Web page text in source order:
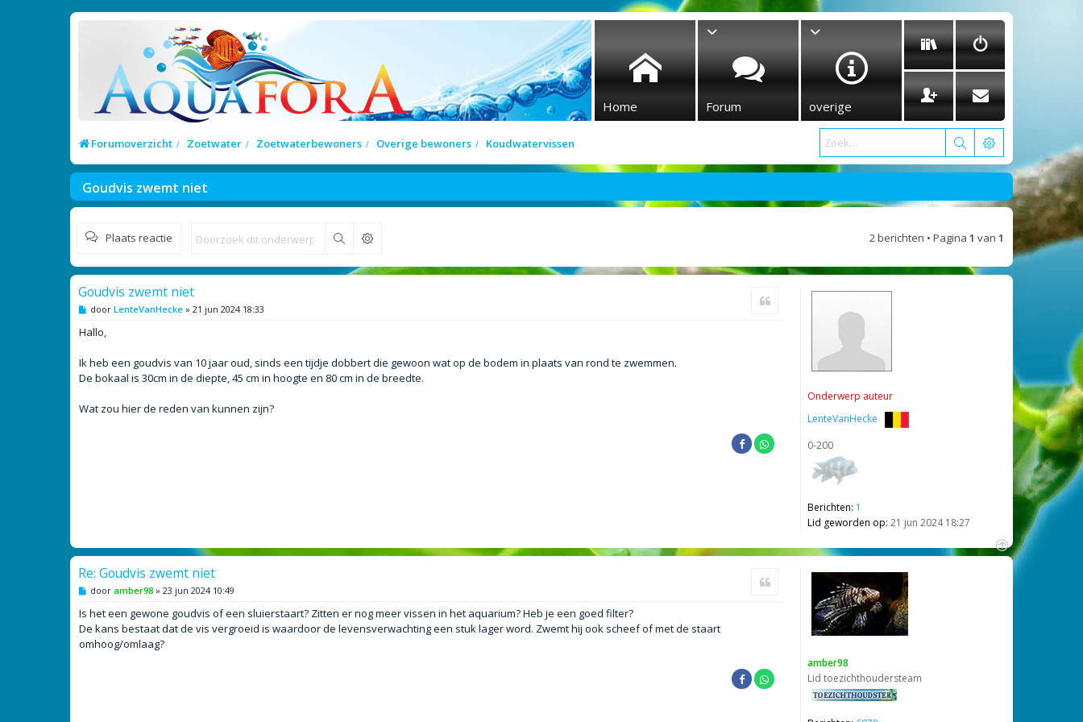
Home Forum overige
Forumoverzicht Zoetwater Zoetwaterbewoners Overige bewoners Koudwatervissen
Goudvis zwemt niet
Plaats reactie Zoek 2 berichten • Pagina 1 van 1
Onderwerp auteur
LenteVanHecke
0-200
Berichten: 1
Lid geworden op: 21 jun 2024 18:27
Goudvis zwemt niet
B
r
i
h
door LenteVanHecke » 21 jun 2024 18:33
Hallo,
Ik heb een goudvis van 10 jaar oud, sinds een tijdje dobbert die gewoon wat op de bodem in plaats van rond te zwemmen.
De bokaal is 30cm in de diepte, 45 cm in hoogte en 80 cm in de breedte.
Wat zou hier de reden van kunnen zijn?
O
amber98
Lid toezichthoudersteam
Re: Goudvis zwemt niet
B
r
c
h
door amber98 » 23 jun 2024 10:49
Is het een gewone goudvis of een sluierstaart? Zitten er nog meer vissen in het aquarium? Heb je een goed filter?
De kans bestaat dat de vis vergroeid is waardoor de levensverwachting een stuk lager word. Zwemt hij ook scheef of met de staart
omhoog/omlaag?